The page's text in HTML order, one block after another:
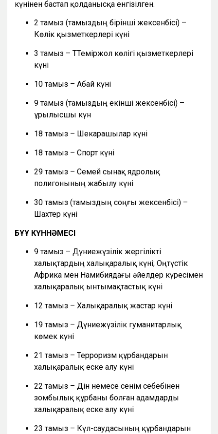
күнінен бастап қолданысқа енгізілген.
2 тамыз (тамыздың бірінші жексенбісі) –
Көлік қызметкерлері күні
3 тамыз – ТТеміржол көлігі қызметкерлері
күні
10 тамыз – Абай күні
9 тамыз (тамыздың екінші жексенбісі) –
Құрылысшы күн
18 тамыз – Шекарашылар күні
18 тамыз – Спорт күні
29 тамыз – Семей сынақ ядролық
полигонының жабылу күні
30 тамыз (тамыздың соңғы жексенбісі) –
Шахтер күні
БҰҰ КҮННӘМЕСІ
9 тамыз – Дүниежүзілік жергілікті
халықтардың халықаралық күні; Оңтүстік
Африка мен Намибиядағы әйелдер күресімен
халықаралық ынтымақтастық күні
12 тамыз – Халықаралық жастар күні
19 тамыз – Дүниежүзілік гуманитарлық
көмек күні
21 тамыз – Терроризм құрбандарын
халықаралық еске алу күні
22 тамыз – Дін немесе сенім себебінен
зомбылық құрбаны болған адамдарды
халықаралық еске алу күні
23 тамыз – Күл-саудасының құрбандарын